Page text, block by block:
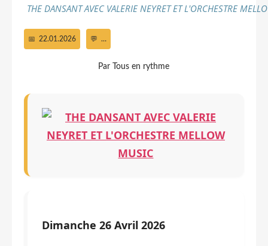
THE DANSANT AVEC VALERIE NEYRET ET L'ORCHESTRE
22.01.2026 …
Par Tous en rythme
Dimanche 26 Avril 2026